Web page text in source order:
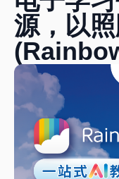
源，以